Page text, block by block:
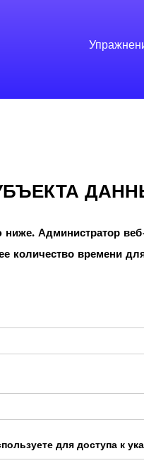
Администратор
количество времени
для доступа к